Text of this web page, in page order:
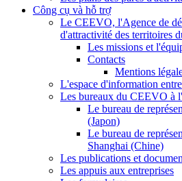
Công cụ và hỗ trợ
Le CEEVO, l'Agence de
d'attractivité des territoires
Les missions et
Contacts
Mentions
L'espace d'information
Les bureaux du CEEVO à
Le bureau de
(Japon)
Le bureau de
Shanghai (Chine)
Les publications et
Les appuis aux entreprises